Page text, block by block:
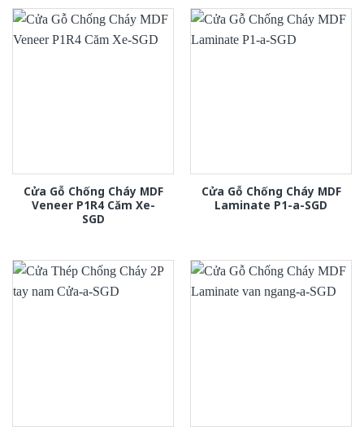
Cửa Gỗ Chống Cháy MDF
Veneer P1R4 Căm Xe-
SGD
Cửa Gỗ Chống Cháy MDF
Laminate P1-a-SGD